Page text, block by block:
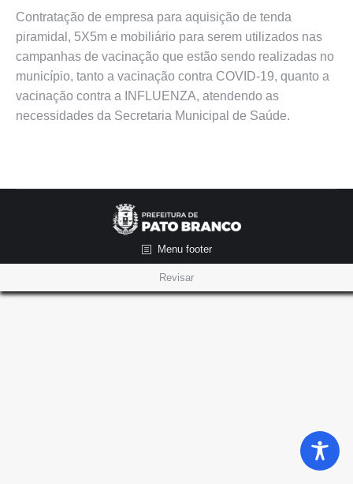
Contratação de empresa para aquisição de tenda
piramidal, 5X5m e mobiliário para serem utilizados nas
campanhas de vacinação que estão sendo realizadas no
município, tanto a vacinação contra COVID-19, quanto a
vacinação contra a INFLUENZA, atendendo as
necessidades da Secretaria Municipal de Saúde.
Menu footer
Revisar